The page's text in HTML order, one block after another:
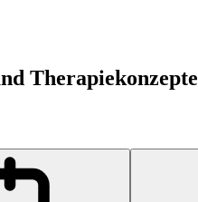
Therapiekonzepte